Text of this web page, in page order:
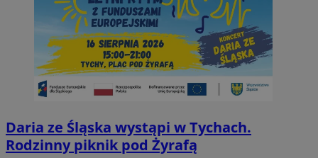
Daria ze Śląska wystąpi w Tychach.
Rodzinny piknik pod Żyrafą